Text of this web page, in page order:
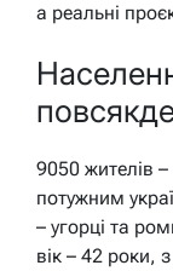
а реальні
9050 жителів
потужним
– угорці та
вік – 42 роки,